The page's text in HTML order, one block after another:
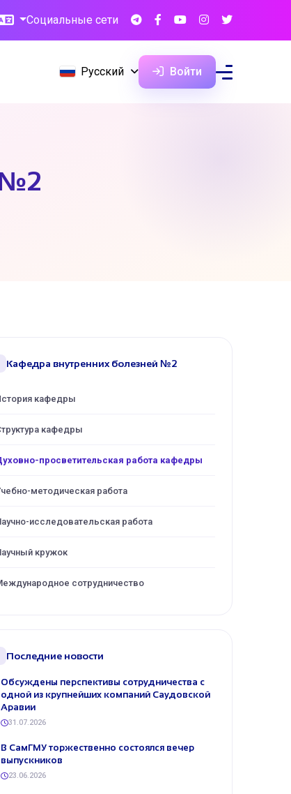
Социальные сети
Русский Войти
№2
Кафедра внутренних болезней №2
кафедры
кафедры
просветительская работа кафедры
методическая работа
исследовательская работа
кружок
сотрудничество
Последние новости
Обсуждены перспективы сотрудничества с
одной из крупнейших компаний Саудовской
Аравии
31.07.2026
В СамГМУ торжественно состоялся вечер
выпускников
23.06.2026